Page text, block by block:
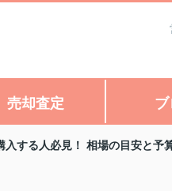
売却査定
する人必見！ 相場の目安と予